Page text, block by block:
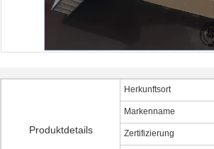
Produktdetails
Herkunftsort
Markenname
Zertifizierung